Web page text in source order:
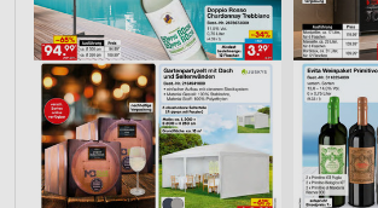
Werbung